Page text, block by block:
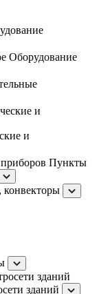
Оборудование
и
Пункты
конвекторы
зданий